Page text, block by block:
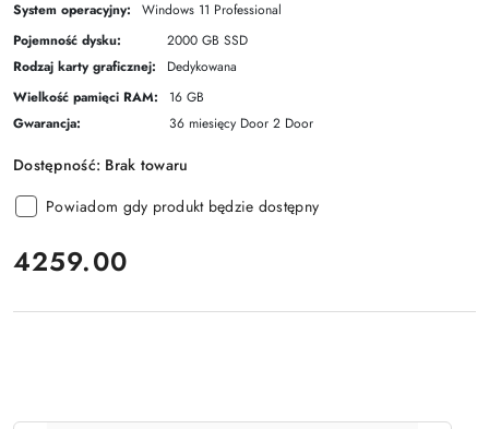
System operacyjny:
Windows 11 Professional
Pojemność dysku:
2000 GB SSD
Rodzaj karty graficznej:
Dedykowana
Wielkość pamięci RAM:
16 GB
Gwarancja:
36 miesięcy Door 2 Door
Dostępność: Brak towaru
Powiadom gdy produkt będzie dostępny
cena:
4259.00